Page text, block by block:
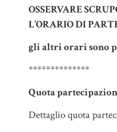
OSSERVARE
L’ORARIO DI
gli altri orari sono
**************
Quota
Dettaglio quota